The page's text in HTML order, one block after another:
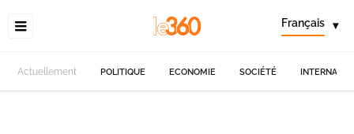
Français ▾
Actuellement POLITIQUE ECONOMIE SOCIÉTÉ